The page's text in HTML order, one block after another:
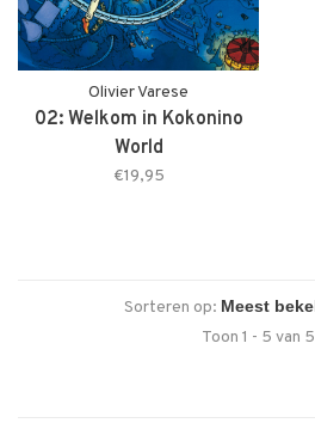
Olivier Varese
02: Welkom in Kokonino
World
€19,95
Sorteren op:
Toon 1 - 5 van 5